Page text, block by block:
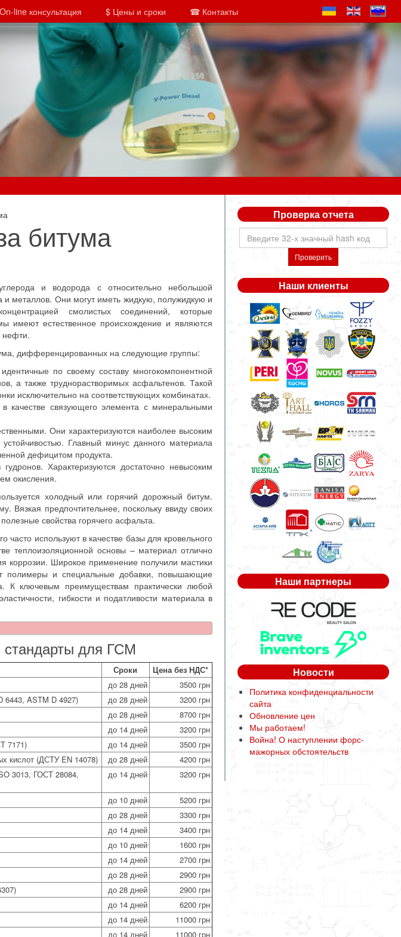
line консультация $ Цены и сроки ☎ Контакты
битума
и водорода с относительно небольшой
и металлов. Они могут иметь жидкую, полужидкую и
смолистых соединений, которые
имеют естественное происхождение и являются
нефти.
дифференцированных на следующие группы:
по своему составу многокомпонентной
а также труднорастворимых асфальтенов. Такой
исключительно на соответствующих комбинатах.
качестве связующего элемента с минеральными
Они характеризуются наиболее высоким
Главный минус данного материала
дефицитом продукта.
Характеризуются достаточно невысоким
окисления.
холодный или горячий дорожный битум.
Вязкая предпочтительнее, поскольку ввиду своих
свойства горячего асфальта.
используют в качестве базы для кровельного
теплоизоляционной основы – материал отлично
коррозии. Широкое применение получили мастики
полимеры и специальные добавки, повышающие
К ключевым преимуществам практически любой
гибкости и податливости материала в
для ГСМ
Сроки
Цена без НДС*
до 28 дней
3500 грн
ASTM D 4927)
до 28 дней
3200 грн
до 28 дней
8700 грн
до 14 дней
3200 грн
7171)
до 14 дней
3500 грн
кислот (ДСТУ EN 14078)
до 28 дней
4200 грн
3013, ГОСТ 28084,
до 14 дней 3200 грн
до 10 дней
5200 грн
до 28 дней
3300 грн
до 14 дней
3400 грн
до 10 дней
1600 грн
до 14 дней
2700 грн
до 28 дней
2900 грн
до 28 дней
2900 грн
до 14 дней
6200 грн
до 14 дней
11000 грн
до 14 дней
11000 грн
Проверка отчета
Проверить
Наши клиенты
Наши партнеры
Новости
Политика конфиденциальности
сайта
Обновление цен
Мы работаем!
Война! О наступлении форс-
мажорных обстоятельств